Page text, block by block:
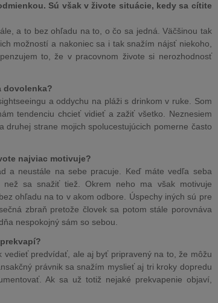
Sú však v živote situácie, kedy sa cítite
a to bez ohľadu na to, o čo sa jedná. Väčšinou tak
možností a nakoniec sa i tak snažím nájsť niekoho,
to, že v pracovnom živote si nerozhodnosť
dovolenka?
a oddychu na pláži s drinkom v ruke. Som
tendenciu chcieť vidieť a zažiť všetko. Neznesiem
druhej strane mojich spolucestujúcich pomerne často
najviac motivuje?
a neustále na sebe pracuje. Keď máte vedľa seba
sa snažiť tiež. Okrem neho ma však motivuje
ohľadu na to v akom odbore. Úspechy iných sú pre
zbraň pretože človek sa potom stále porovnáva
nespokojný sám so sebou.
vedieť predvídať, ale aj byť pripravený na to, že môžu
právnik sa snažím myslieť aj tri kroky dopredu
Ak sa už totiž nejaké prekvapenie objaví,